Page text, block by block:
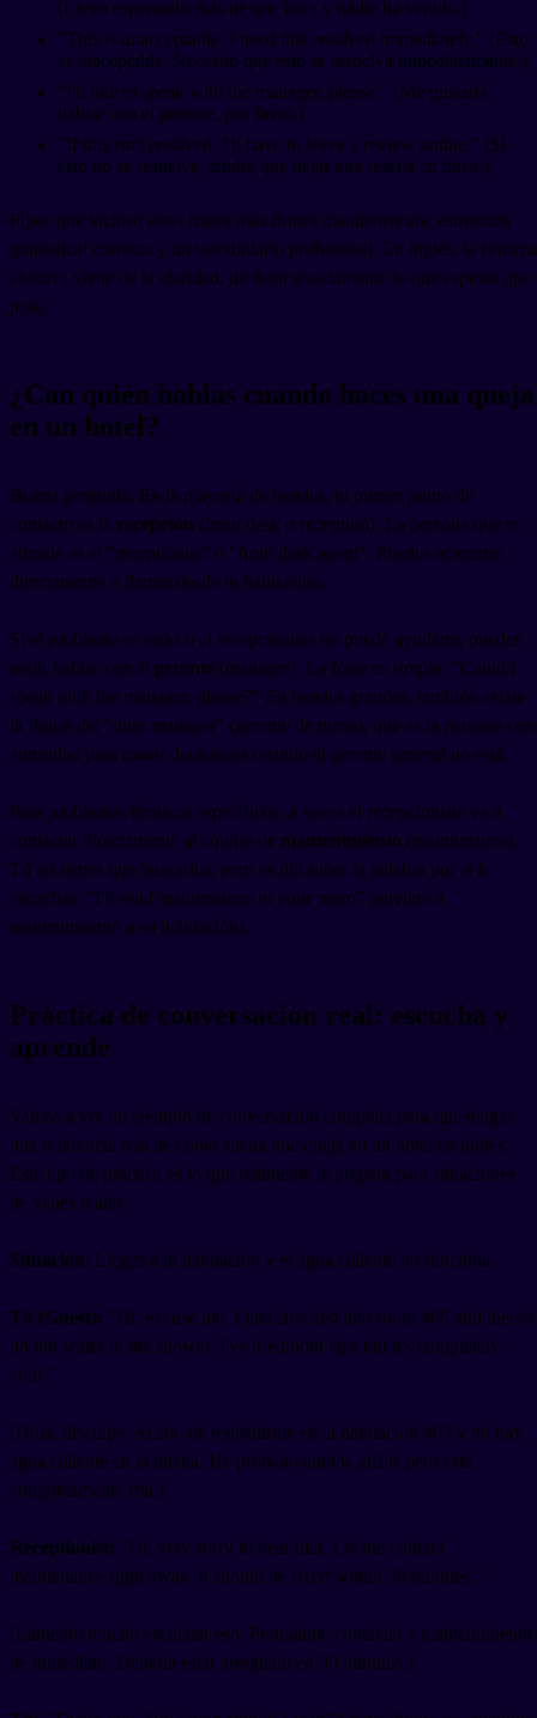
(Llevo esperando más de una hora y nadie ha venido.)
"This is unacceptable. I need this resolved immediately." (Esto
es inaceptable. Necesito que esto se resuelva inmediatamente.)
"I'd like to speak with the manager, please." (Me gustaría
hablar con el gerente, por favor.)
"If this isn't resolved, I'll have to leave a review online." (Si
esto no se resuelve, tendré que dejar una reseña en línea.)
Fíjate que incluso estas frases más firmes mantienen una estructura
gramatical correcta y un vocabulario profesional. En inglés, la firmeza
efectiva viene de la claridad, de decir exactamente lo que esperas que
pase.
¿Con quién hablas cuando haces una queja
en un hotel?
Buena pregunta. En la mayoría de hoteles, tu primer punto de
contacto es la recepción (front desk o reception). La persona que te
atiende es el "receptionist" o "front desk agent". Puedes acercarte
directamente o llamar desde tu habitación.
Si el problema es serio o el recepcionista no puede ayudarte, puedes
pedir hablar con el gerente (manager). La frase es simple: "Could I
speak with the manager, please?" En hoteles grandes, también existe
la figura del "duty manager" (gerente de turno), que es la persona con
autoridad para tomar decisiones cuando el gerente general no está.
Para problemas técnicos específicos, a veces el recepcionista va a
contactar directamente al equipo de mantenimiento (maintenance).
Tú no tienes que buscarlos, pero es útil saber la palabra por si la
escuchas: "I'll send maintenance to your room" (enviaré a
mantenimiento a su habitación).
Práctica de conversación real: escucha y
aprende
Vamos a ver un ejemplo de conversación completa para que tengas
una referencia real de cómo suena una queja en un hotel en inglés.
Este tipo de práctica es lo que realmente te prepara para situaciones
de viajes reales.
Situación: Llegas a tu habitación y el agua caliente no funciona.
Tú (Guest): "Hi, excuse me. I just checked into room 405 and there's
no hot water in the shower. I've tried both taps but it's completely
cold."
(Hola, disculpe. Acabo de registrarme en la habitación 405 y no hay
agua caliente en la ducha. He probado ambos grifos pero está
completamente fría.)
Receptionist: "I'm very sorry to hear that. Let me contact
maintenance right away. It should be fixed within 30 minutes."
(Lamento mucho escuchar eso. Permítame contactar a mantenimiento
de inmediato. Debería estar arreglado en 30 minutos.)